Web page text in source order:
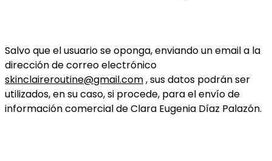
Salvo que el usuario se oponga, enviando un email a la
dirección de correo electrónico
skinclaireroutine@gmail.com, sus datos podrán ser
utilizados, en su caso, si procede, para el envío de
información comercial de Clara Eugenia Díaz Palazón.